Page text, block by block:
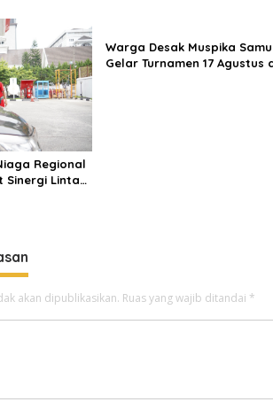
Regional
Sinergi Lintas
Warga Desak Muspika
Gelar Turnamen 17 Agustus
akan dipublikasikan. Ruas yang wajib ditandai *